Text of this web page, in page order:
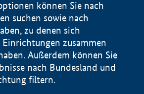
können Sie nach
suchen sowie nach
zu denen sich
Einrichtungen zusammen
Außerdem können Sie
nach Bundesland und
filtern.